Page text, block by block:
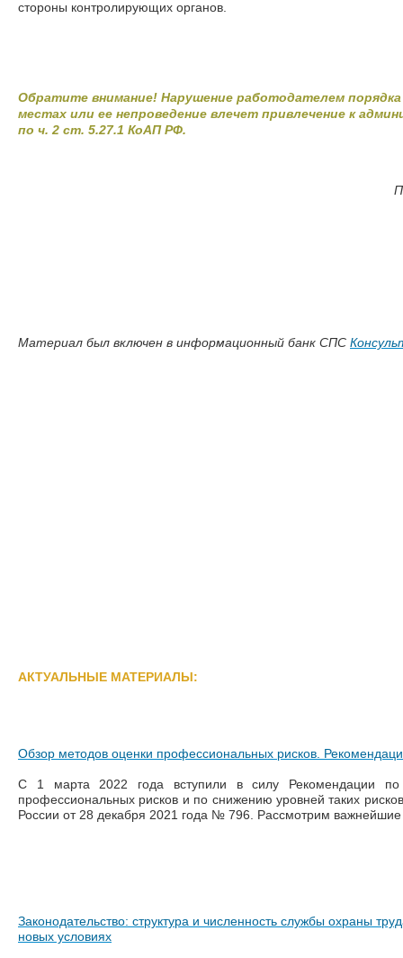
стороны контролирующих органов.
Обратите внимание! Нарушение работодателем порядка
местах или ее непроведение влечет привлечение к
по ч. 2 ст. 5.27.1 КоАП РФ.
Материал был включен в информационный банк СПС
АКТУАЛЬНЫЕ МАТЕРИАЛЫ:
Обзор методов оценки профессиональных рисков.
С 1 марта 2022 года вступили в силу Рекомендации по
профессиональных рисков и по снижению уровней таких
России от 28 декабря 2021 года № 796. Рассмотрим
Законодательство: структура и численность службы охраны
новых условиях